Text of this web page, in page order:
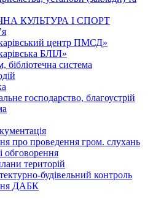
КУЛЬТУРА І СПОРТ
центр ПМСД»
БЛІЛ»
бібліотечна система
господарство, благоустрій
про проведення гром. слухань
обговорення
територій
будівельний контроль
ДАБК